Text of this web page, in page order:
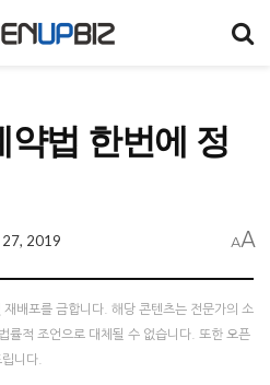
약법 한번에 정
27, 2019 AA
배포를 금합니다. 해당 콘텐츠는 전문가의 소
률적 조언으로 대체될 수 없습니다. 또한 오픈
니다.